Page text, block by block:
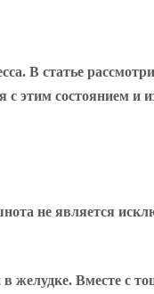
В статье
этим состоянием
не является
желудке. Вместе с